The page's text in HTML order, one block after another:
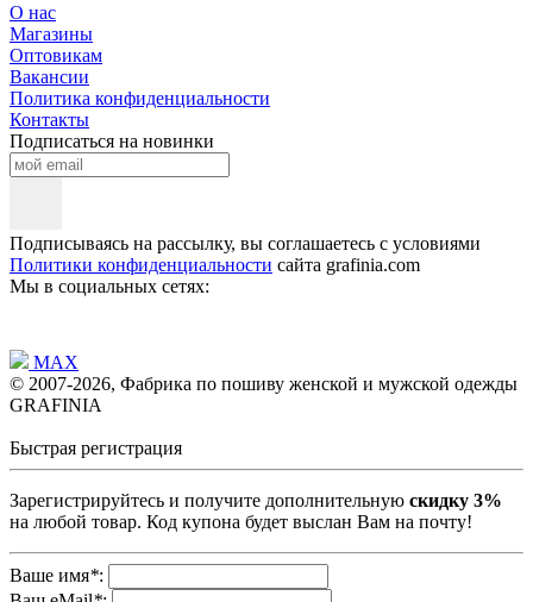
О нас
Магазины
Оптовикам
Вакансии
Политика конфиденциальности
Контакты
Подписаться на новинки
Подписываясь на рассылку, вы соглашаетесь с условиями
Политики конфиденциальности сайта grafinia.com
Мы в социальных сетях:
MAX
© 2007-2026, Фабрика по пошиву женской и мужской одежды
GRAFINIA
Быстрая регистрация
Зарегистрируйтесь и получите дополнительную скидку 3%
на любой товар. Код купона будет выслан Вам на почту!
Ваше имя*: